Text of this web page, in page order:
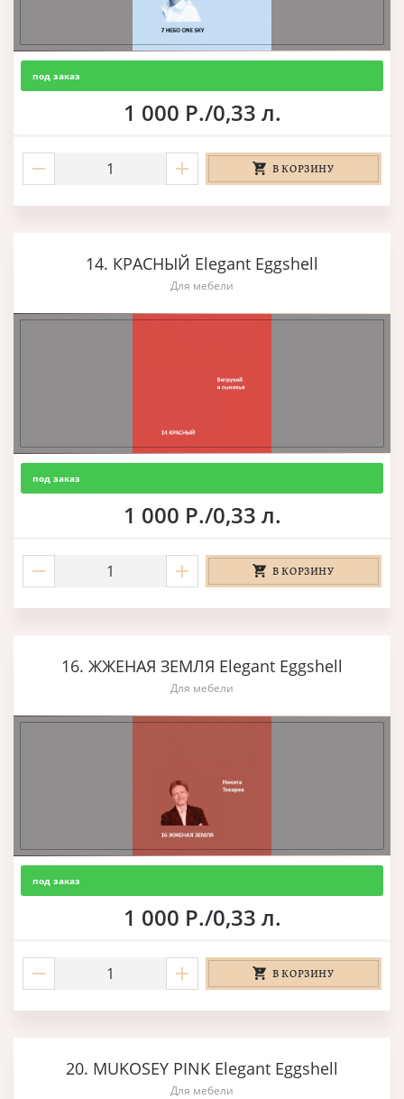
под заказ
1 000 Р./0,33 л.
В КОРЗИНУ
14. КРАСНЫЙ Elegant Eggshell
Для мебели
под заказ
1 000 Р./0,33 л.
В КОРЗИНУ
16. ЖЖЕНАЯ ЗЕМЛЯ Elegant Eggshell
Для мебели
под заказ
1 000 Р./0,33 л.
В КОРЗИНУ
20. MUKOSEY PINK Elegant Eggshell
Для мебели